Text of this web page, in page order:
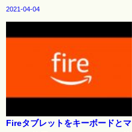
2021-04-04
Fireタブレットをキーボードとマ